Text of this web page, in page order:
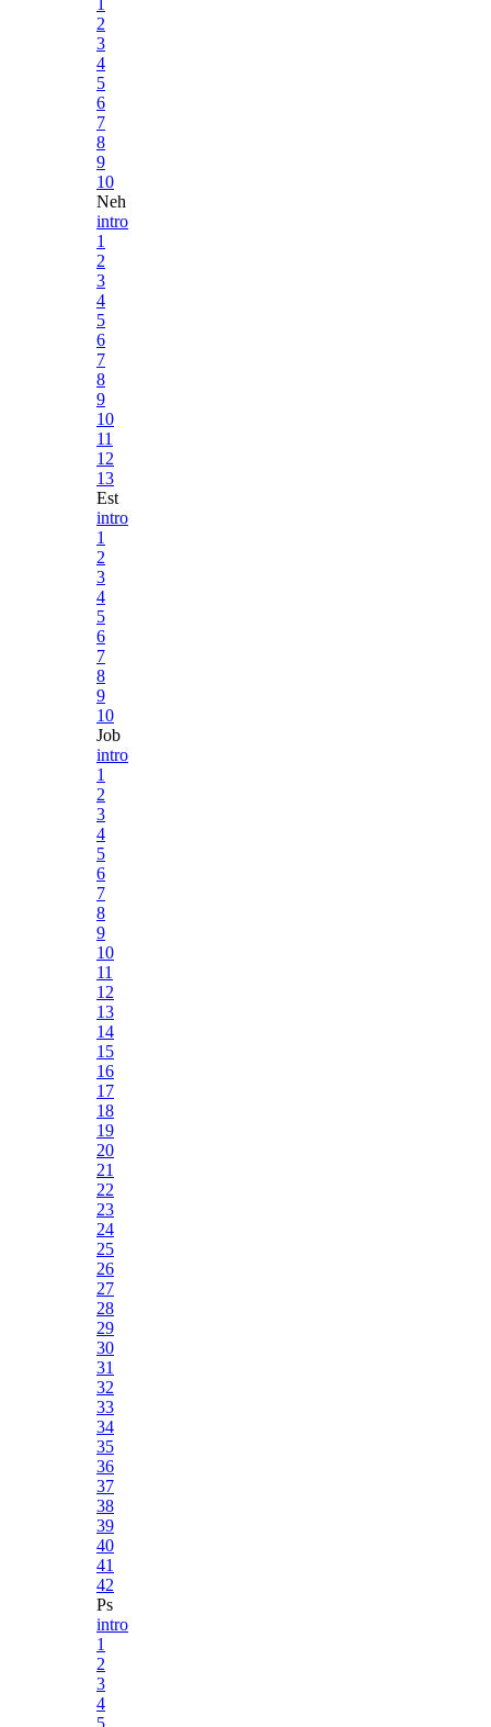
2
3
4
5
6
7
8
9
10
Neh
intro
1
2
3
4
5
6
7
8
9
10
11
12
13
Est
intro
1
2
3
4
5
6
7
8
9
10
Job
intro
1
2
3
4
5
6
7
8
9
10
11
12
13
14
15
16
17
18
19
20
21
22
23
24
25
26
27
28
29
30
31
32
33
34
35
36
37
38
39
40
41
42
Ps
intro
1
2
3
4
5